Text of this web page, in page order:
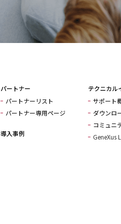
パートナー
パートナーリスト
パートナー専用ページ
導入事例
テクニカル
サポート
ダウンロ
コミュニ
GeneXus